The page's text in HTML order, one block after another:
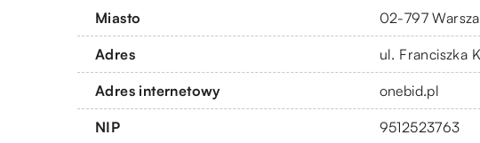
Miasto 02-797
Adres ul. Franciszka
Adres internetowy onebid.pl
NIP 9512523763